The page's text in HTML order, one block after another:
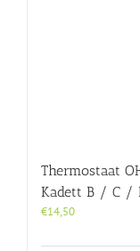
Thermostaat
Kadett B / C /
€14,50